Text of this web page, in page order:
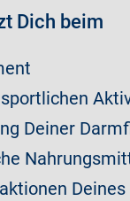
Dich beim
Deiner